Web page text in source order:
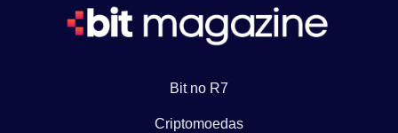
Bit no R7
Criptomoedas